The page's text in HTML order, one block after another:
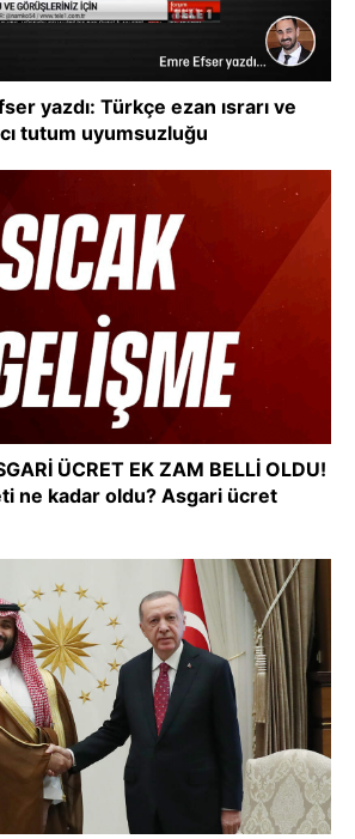
yazdı: Türkçe ezan ısrarı ve
tutum uyumsuzluğu
ÜCRET EK ZAM BELLİ OLDU!
ne kadar oldu? Asgari ücret